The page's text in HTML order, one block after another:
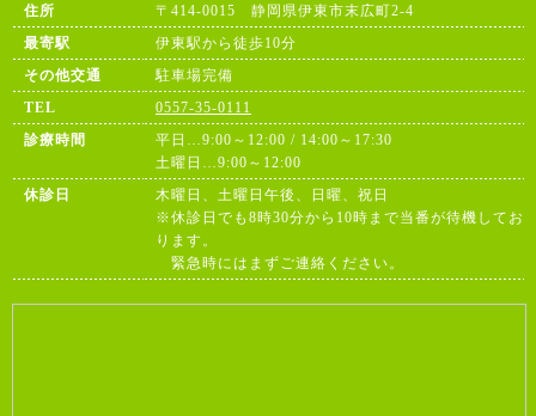
住所
〒414-0015 静岡県伊東市末広町2-4
最寄駅
伊東駅から徒歩10分
その他交通
駐車場完備
TEL
0557-35-0111
診療時間
平日…9:00～12:00 / 14:00～17:30
土曜日…9:00～12:00
休診日
木曜日、土曜日午後、日曜、祝日
※休診日でも8時30分から10時まで当番が待機してお
ります。
緊急時にはまずご連絡ください。